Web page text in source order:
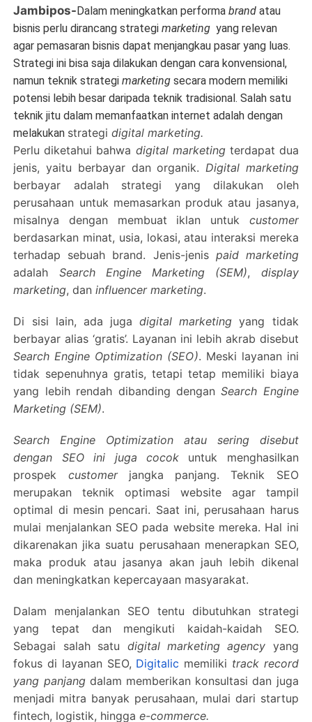
Jambipos- Dalam meningkatkan performabrandatau
bisnis perlu dirancang strategimarketing yang relevan
agar pemasaran bisnis dapat menjangkau pasar yang luas.
Strategi ini bisa saja dilakukan dengan cara konvensional,
namun teknik strategimarketing secara modern memiliki
potensi lebih besar daripada teknik tradisional. Salah satu
teknik jitu dalam memanfaatkan internet adalah dengan
melakukan strategidigital marketing.
Perlu diketahui bahwa digital marketing terdapat dua
jenis, yaitu berbayar dan organik. Digital marketing
berbayar adalah strategi yang dilakukan oleh
perusahaan untuk memasarkan produk atau jasanya,
misalnya dengan membuat iklan untuk customer
berdasarkan minat, usia, lokasi, atau interaksi mereka
terhadap sebuah brand. Jenis-jenis paid marketing
adalah Search Engine Marketing (SEM), display
marketing, daninfluencer marketing.
Di sisi lain, ada jugadigital marketing yang tidak
berbayar alias ‘gratis’. Layanan ini lebih akrab disebut
Search Engine Optimization (SEO). Meski layanan ini
tidak sepenuhnya gratis, tetapi tetap memiliki biaya
yang lebih rendah dibanding denganSearch Engine
Marketing (SEM).
Search Engine Optimization atau sering disebut
dengan SEO ini juga cocok untuk menghasilkan
prospek customerjangka panjang. Teknik SEO
merupakan teknik optimasi website agar tampil
optimal di mesin pencari. Saat ini, perusahaan harus
mulai menjalankan SEO pada website mereka. Hal ini
dikarenakan jika suatu perusahaan menerapkan SEO,
maka produk atau jasanya akan jauh lebih dikenal
dan meningkatkan kepercayaan masyarakat.
Dalam menjalankan SEO tentu dibutuhkan strategi
yang tepat dan mengikuti kaidah-kaidah SEO.
Sebagai salah satu digital marketing agency yang
fokus di layanan SEO, Digitalic memiliki track record
yang panjang dalam memberikan konsultasi dan juga
menjadi mitra banyak perusahaan, mulai dari startup
fintech, logistik, hinggae-commerce.